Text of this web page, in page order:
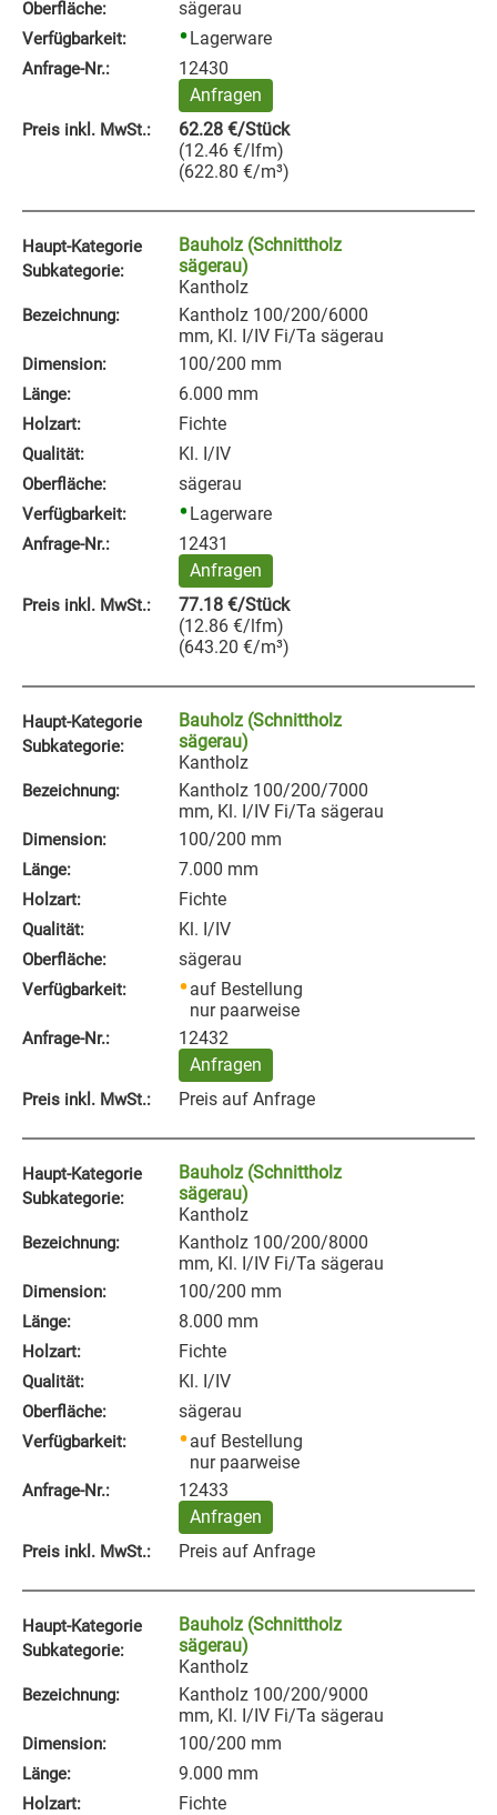
Oberfläche: sägerau
Verfügbarkeit: Lagerware
Anfrage‑Nr.:
12430
Anfragen
Preis inkl. MwSt.: 62.28 €/Stück
(12.46 €/lfm)
(622.80 €/m³)
Haupt-Kategorie
Subkategorie:
Bauholz (Schnittholz
sägerau)
Kantholz
Bezeichnung:
Kantholz 100/200/6000
mm, Kl. I/IV Fi/Ta sägerau
Dimension: 100/200 mm
Länge: 6.000 mm
Holzart: Fichte
Qualität: Kl. I/IV
Oberfläche: sägerau
Verfügbarkeit: Lagerware
Anfrage‑Nr.:
12431
Anfragen
Preis inkl. MwSt.: 77.18 €/Stück
(12.86 €/lfm)
(643.20 €/m³)
Haupt-Kategorie
Subkategorie:
Bauholz (Schnittholz
sägerau)
Kantholz
Bezeichnung:
Kantholz 100/200/7000
mm, Kl. I/IV Fi/Ta sägerau
Dimension: 100/200 mm
Länge: 7.000 mm
Holzart: Fichte
Qualität: Kl. I/IV
Oberfläche: sägerau
Verfügbarkeit:
auf Bestellung
nur paarweise
Anfrage‑Nr.:
12432
Anfragen
Preis inkl. MwSt.: Preis auf Anfrage
Haupt-Kategorie
Subkategorie:
Bauholz (Schnittholz
sägerau)
Kantholz
Bezeichnung:
Kantholz 100/200/8000
mm, Kl. I/IV Fi/Ta sägerau
Dimension: 100/200 mm
Länge: 8.000 mm
Holzart: Fichte
Qualität: Kl. I/IV
Oberfläche: sägerau
Verfügbarkeit:
auf Bestellung
nur paarweise
Anfrage‑Nr.:
12433
Anfragen
Preis inkl. MwSt.: Preis auf Anfrage
Haupt-Kategorie
Subkategorie:
Bauholz (Schnittholz
sägerau)
Kantholz
Bezeichnung:
Kantholz 100/200/9000
mm, Kl. I/IV Fi/Ta sägerau
Dimension: 100/200 mm
Länge: 9.000 mm
Holzart: Fichte